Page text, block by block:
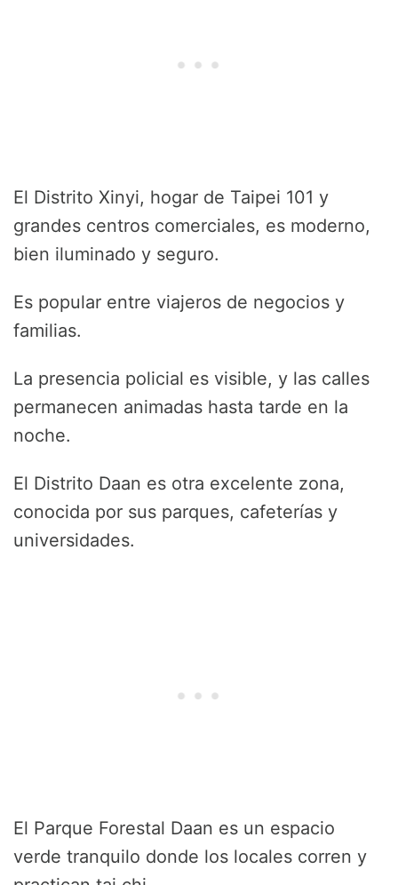
El Distrito Xinyi, hogar de Taipei 101 y
grandes centros comerciales, es moderno,
bien iluminado y seguro.
Es popular entre viajeros de negocios y
familias.
La presencia policial es visible, y las calles
permanecen animadas hasta tarde en la
noche.
El Distrito Daan es otra excelente zona,
conocida por sus parques, cafeterías y
universidades.
El Parque Forestal Daan es un espacio
verde tranquilo donde los locales corren y